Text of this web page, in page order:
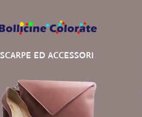
SCARPE ED ACCESSORI